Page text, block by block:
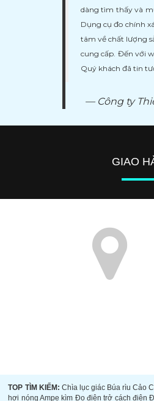
dàng tìm thấy và
Dụng cụ đo chính
tâm về chất lượng
cung cấp. Đến với
Quý khách đã tin
Công ty
GIAO
TOP TÌM KIẾM: Chìa lục giác Búa rìu Cảo
hơi nóng Ampe kìm Đo điện trở cách điện